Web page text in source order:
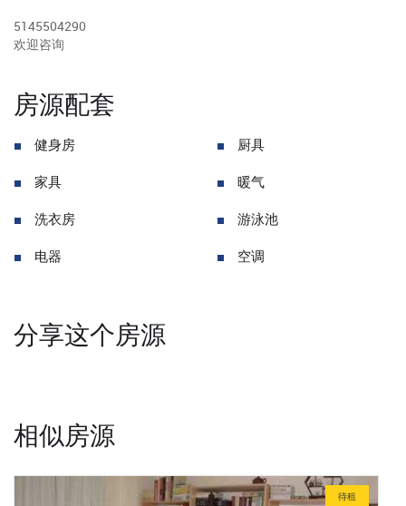
5145504290
欢迎咨询
房源配套
健身房 厨具
家具 暖气
洗衣房 游泳池
电器 空调
分享这个房源
相似房源
待租